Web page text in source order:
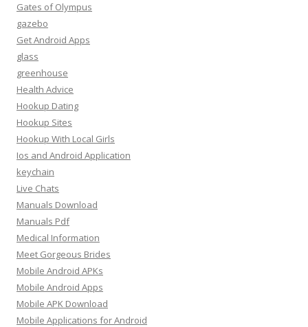
Gates of Olympus
gazebo
Get Android Apps
glass
greenhouse
Health Advice
Hookup Dating
Hookup Sites
Hookup With Local Girls
Ios and Android Application
keychain
Live Chats
Manuals Download
Manuals Pdf
Medical Information
Meet Gorgeous Brides
Mobile Android APKs
Mobile Android Apps
Mobile APK Download
Mobile Applications for Android